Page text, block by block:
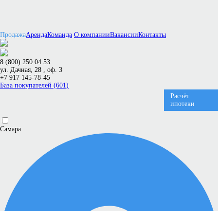
ПродажаАрендаКоманда О компанииВакансииКонтакты
8 (800) 250 04 53
ул. Дачная, 28 , оф. 3
+7 917 145-78-45
База покупателей (601)
Расчёт
ипотеки
Самара